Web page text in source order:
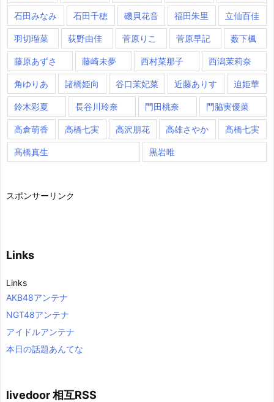
石田みなみ 石田千穂 磯貝花音 福田朱里 立仙百佳
羽切瑠菜 荻野由佳 菅原りこ 菅原早記 薮下楓
藤原あずさ 藤崎未夢 西村菜那子 西潟茉莉奈
角ゆりあ 諸橋姫向 谷口茉妃菜 近藤ありす 迫姫華
鈴木彩夏 長谷川玲奈 門田桃奈 門脇実優菜
高倉萌香 高橋七実 高沢朋花 高雄さやか 髙橋七実
髙橋真生 黒岩唯
スポンサーリンク
Links
Links
AKB48アンテナ
NGT48アンテナ
アイドルアンテナ
本日の話題あんてな
livedoor 相互RSS